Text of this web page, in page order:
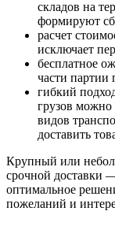
складов на
формируют
расчет
исключает
бесплатное
части партии
гибкий
грузов можно
видов
доставить
Крупный или
срочной доставки
оптимальное
пожеланий и